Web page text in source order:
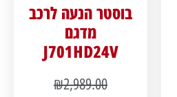
בוסטר הנעה לרכב
מדגם
J701HD24V
₪2,989.00